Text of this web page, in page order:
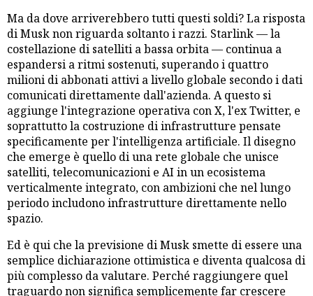
Ma da dove arriverebbero tutti questi soldi? La risposta
di Musk non riguarda soltanto i razzi. Starlink — la
costellazione di satelliti a bassa orbita — continua a
espandersi a ritmi sostenuti, superando i quattro
milioni di abbonati attivi a livello globale secondo i dati
comunicati direttamente dall'azienda. A questo si
aggiunge l'integrazione operativa con X, l'ex Twitter, e
soprattutto la costruzione di infrastrutture pensate
specificamente per l'intelligenza artificiale. Il disegno
che emerge è quello di una rete globale che unisce
satelliti, telecomunicazioni e AI in un ecosistema
verticalmente integrato, con ambizioni che nel lungo
periodo includono infrastrutture direttamente nello
spazio.
Ed è qui che la previsione di Musk smette di essere una
semplice dichiarazione ottimistica e diventa qualcosa di
più complesso da valutare. Perché raggiungere quel
traguardo non significa semplicemente far crescere